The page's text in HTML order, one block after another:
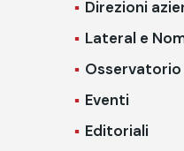
Direzioni
Lateral e
Osservatorio
Eventi
Editoriali